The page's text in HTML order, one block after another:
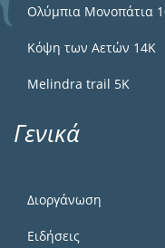
Ολύμπια Μονοπάτια
Κόψη των Αετών 14Κ
Melindra trail 5Κ
Γενικά
Διοργάνωση
Ειδήσεις